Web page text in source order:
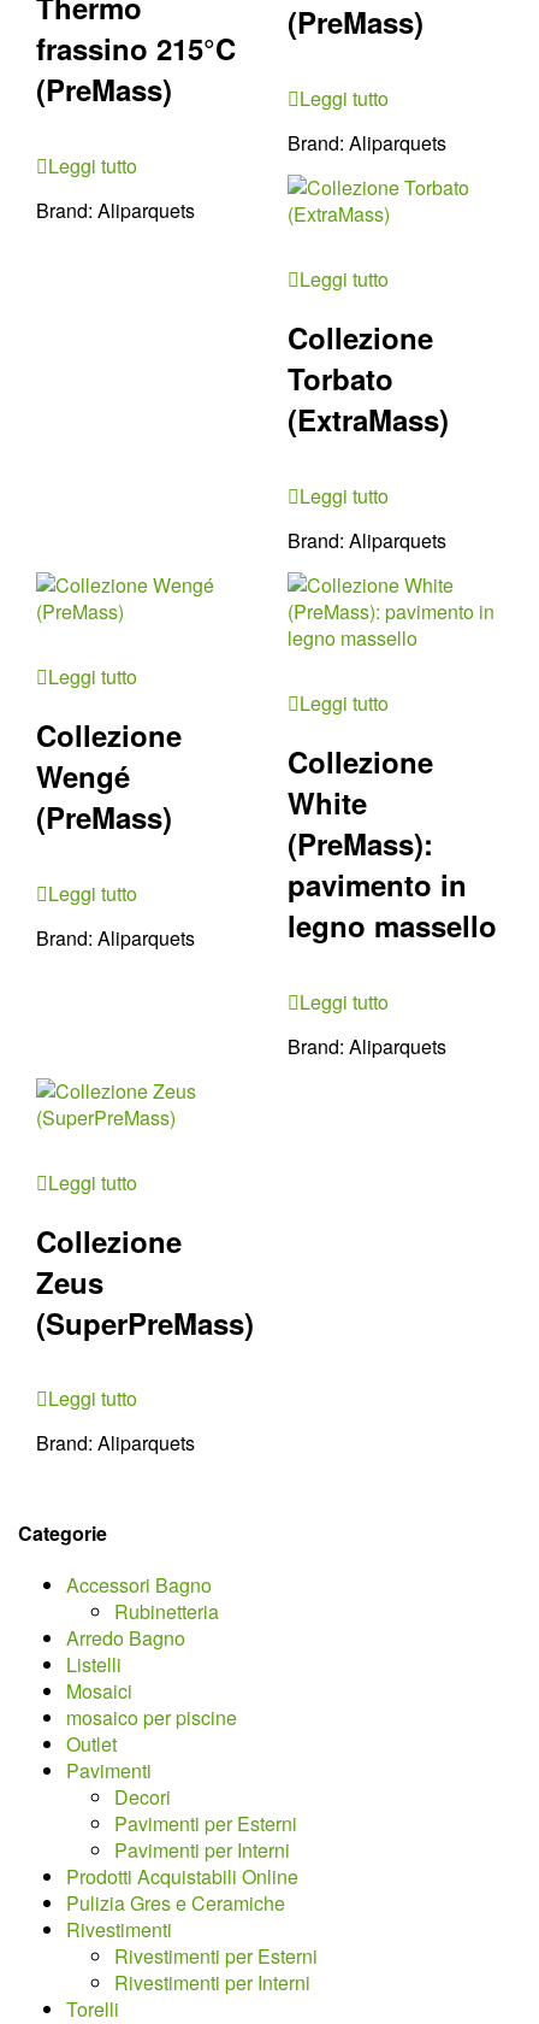
frassino 215°C
(PreMass)
Leggi tutto
Brand: Aliparquets
(PreMass)
Leggi tutto
Brand: Aliparquets
Leggi tutto
Collezione
Torbato
(ExtraMass)
Leggi tutto
Brand: Aliparquets
Leggi tutto
Collezione
Wengé
(PreMass)
Leggi tutto
Brand: Aliparquets
Leggi tutto
Collezione
White
(PreMass):
pavimento in
legno massello
Leggi tutto
Brand: Aliparquets
Leggi tutto
Collezione
Zeus
(SuperPreMass)
Leggi tutto
Brand: Aliparquets
Categorie
Accessori Bagno
Rubinetteria
Arredo Bagno
Listelli
Mosaici
mosaico per piscine
Outlet
Pavimenti
Decori
Pavimenti per Esterni
Pavimenti per Interni
Prodotti Acquistabili Online
Pulizia Gres e Ceramiche
Rivestimenti
Rivestimenti per Esterni
Rivestimenti per Interni
Torelli